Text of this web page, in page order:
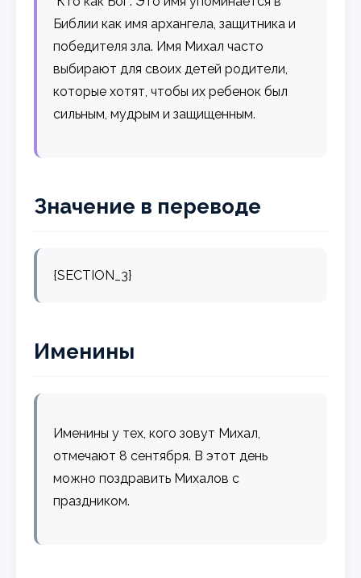
Библии как имя архангела, защитника и
победителя зла. Имя Михал часто
выбирают для своих детей родители,
которые хотят, чтобы их ребенок был
сильным, мудрым и защищенным.
Значение в переводе
{SECTION_3}
Именины
Именины у тех, кого зовут Михал,
отмечают 8 сентября. В этот день
можно поздравить Михалов с
праздником.